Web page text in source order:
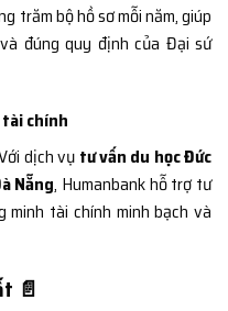
trăm bộ hồ sơ mỗi năm, giúp
đúng quy định của Đại sứ
chính
dịch vụ tư vấn du học Đức
Nẵng, Humanbank hỗ trợ tư
tài chính minh bạch và
📄